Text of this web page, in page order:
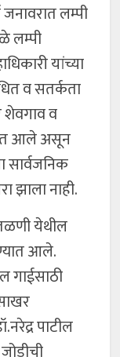
लम्पी
लम्पी
यांच्या
व सतर्कता
शेवगाव व
आले असून
सार्वजनिक
झाला नाही.
येथील
आले.
गाईसाठी
पाटील